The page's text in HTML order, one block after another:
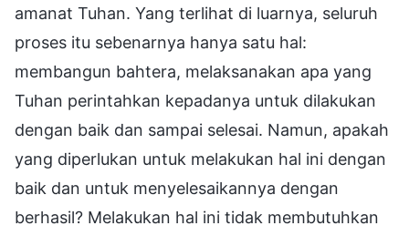
amanat Tuhan. Yang terlihat di luarnya, seluruh
proses itu sebenarnya hanya satu hal:
membangun bahtera, melaksanakan apa yang
Tuhan perintahkan kepadanya untuk dilakukan
dengan baik dan sampai selesai. Namun, apakah
yang diperlukan untuk melakukan hal ini dengan
baik dan untuk menyelesaikannya dengan
berhasil? Melakukan hal ini tidak membutuhkan